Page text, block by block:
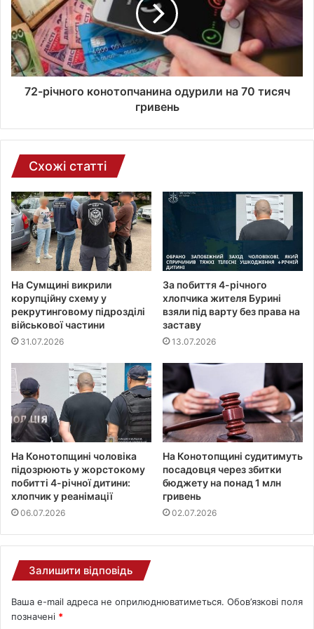
р
о
н
н
о
ш
и
72-річного конотопчанина одурили на 70 тисяч
гривень
Схожі статті
На Сумщині викрили
корупційну схему у
рекрутинговому підрозділі
військової частини
31.07.2026
За побиття 4-річного
хлопчика жителя Бурині
взяли під варту без права на
заставу
13.07.2026
На Конотопщині чоловіка
підозрюють у жорстокому
побитті 4-річної дитини:
хлопчик у реанімації
06.07.2026
На Конотопщині судитимуть
посадовця через збитки
бюджету на понад 1 млн
гривень
02.07.2026
Залишити відповідь
Ваша e-mail адреса не оприлюднюватиметься. Обов’язкові поля
позначені *